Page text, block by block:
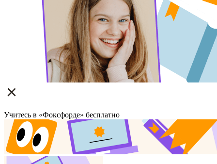
Учитесь в «Фоксфорде» бесплатно